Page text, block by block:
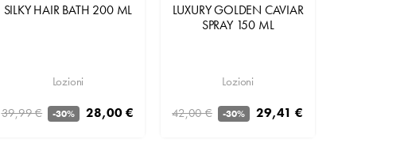
SILKY HAIR BATH 200 ML
Lozioni
39,99 €
-30% 28,00 €
LUXURY GOLDEN CAVIAR
SPRAY 150 ML
Lozioni
42,00 €
-30% 29,41 €